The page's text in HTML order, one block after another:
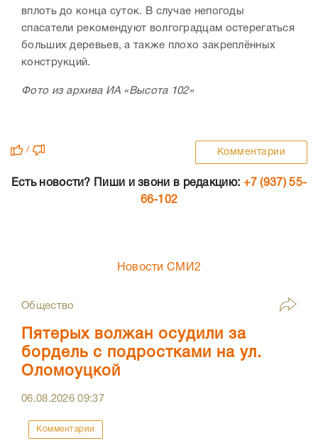
вплоть до конца суток. В случае непогоды
спасатели рекомендуют волгоградцам остерегаться
больших деревьев, а также плохо закреплённых
конструкций.
Фото из архива ИА «Высота 102»
/ Комментарии
Есть новости? Пиши и звони в редакцию: +7 (937) 55-
66-102
Новости СМИ2
Общество
Пятерых волжан осудили за
бордель с подростками на ул.
Оломоуцкой
06.08.202609:37
Комментарии